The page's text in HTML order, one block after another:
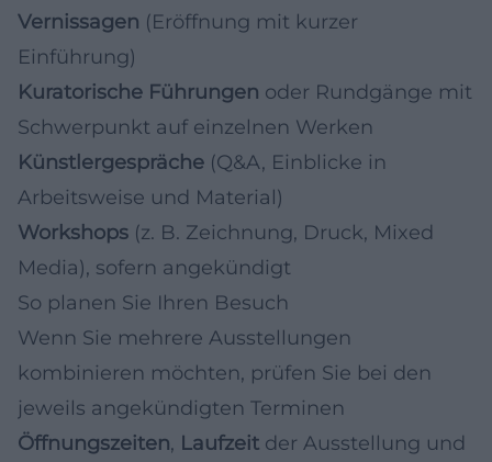
Vernissagen (Eröffnung mit kurzer
Einführung)
Kuratorische Führungen oder Rundgänge mit
Schwerpunkt auf einzelnen Werken
Künstlergespräche (Q&A, Einblicke in
Arbeitsweise und Material)
Workshops (z. B. Zeichnung, Druck, Mixed
Media), sofern angekündigt
So planen Sie Ihren Besuch
Wenn Sie mehrere Ausstellungen
kombinieren möchten, prüfen Sie bei den
jeweils angekündigten Terminen
Öffnungszeiten, Laufzeit der Ausstellung und